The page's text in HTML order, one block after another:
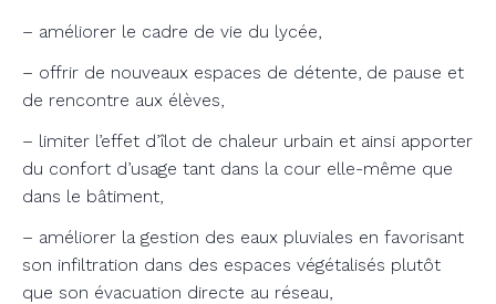
– améliorer le cadre de vie du lycée,
– offrir de nouveaux espaces de détente, de pause et
de rencontre aux élèves,
– limiter l’effet d’îlot de chaleur urbain et ainsi apporter
du confort d’usage tant dans la cour elle-même que
dans le bâtiment,
– améliorer la gestion des eaux pluviales en favorisant
son infiltration dans des espaces végétalisés plutôt
que son évacuation directe au réseau,